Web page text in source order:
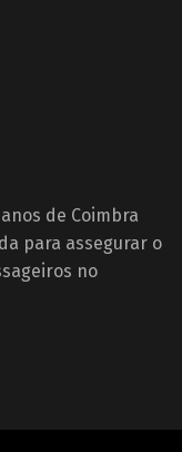
de Coimbra
para assegurar o
no